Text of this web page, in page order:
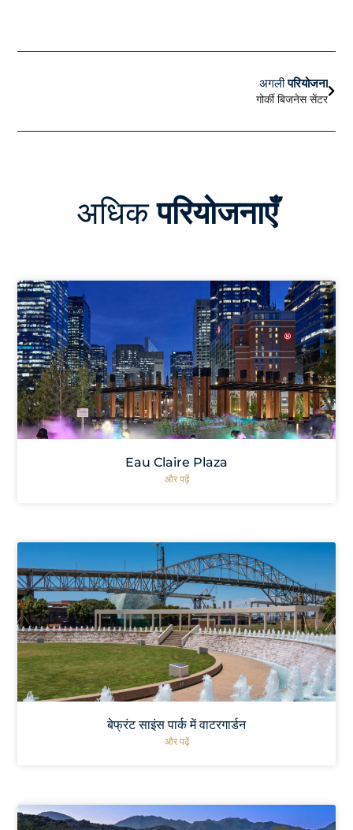
अगलीपरियोजना
गोर्की बिजनेस सेंटर
अधिकपरियोजनाएँ
Eau Claire Plaza
और पढ़ें
बेफ्रंट साइंस पार्क में वाटरगार्डन
और पढ़ें